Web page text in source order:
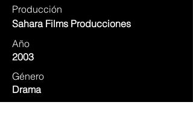
Producción
Sahara Films Producciones
Año
2003
Género
Drama